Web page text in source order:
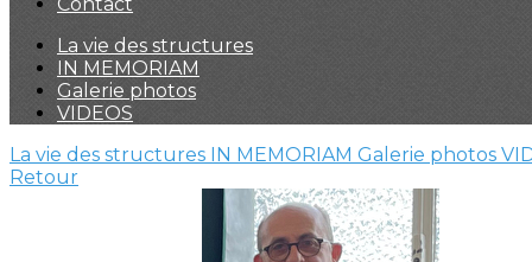
La vie des structures
IN MEMORIAM
Galerie photos
VIDEOS
La vie des structures IN MEMORIAM Galerie photos
Retour